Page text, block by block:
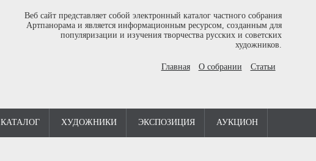
Веб сайт представляет собой электронный каталог частного собрания
Артпанорама и является информационным ресурсом, созданным для
популяризации и изучения творчества русских и советских
художников.
Главная О собрании Статьи
КАТАЛОГ ХУДОЖНИКИ ЭКСПОЗИЦИЯ АУКЦИОН